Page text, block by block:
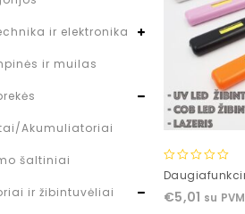
0
of
€5,01 su PVM
ir elektronika
ir muilas
Akumuliatoriai
šaltiniai
ir žibintuvėliai